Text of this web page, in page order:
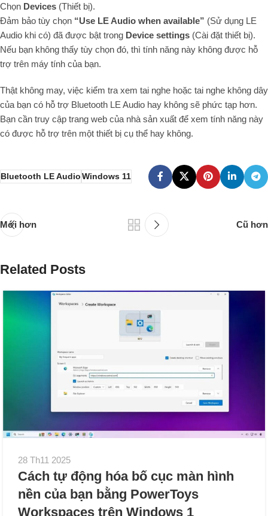
Chọn Devices (Thiết bị).
Đảm bảo tùy chọn “Use LE Audio when available” (Sử dụng LE
Audio khi có) đã được bật trong Device settings (Cài đặt thiết bị).
Nếu bạn không thấy tùy chọn đó, thì tính năng này không được hỗ
trợ trên máy tính của bạn.
Thật không may, việc kiểm tra xem tai nghe hoặc tai nghe không dây
của bạn có hỗ trợ Bluetooth LE Audio hay không sẽ phức tạp hơn.
Bạn cần truy cập trang web của nhà sản xuất để xem tính năng này
có được hỗ trợ trên một thiết bị cụ thể hay không.
Bluetooth LE Audio Windows 11
Mới hơn Cũ hơn
Related Posts
28 Th11 2025
Cách tự động hóa bố cục màn hình
nền của bạn bằng PowerToys
Workspaces trên Windows 1